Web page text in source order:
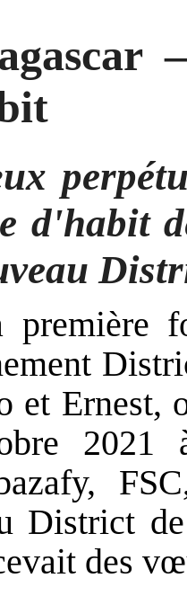
d'habit
première
et Ernest,
2021
District
des